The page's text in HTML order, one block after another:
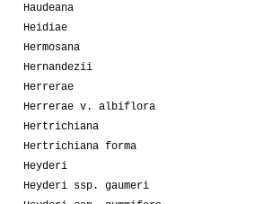
Haudeana
Heidiae
Hermosana
Hernandezii
Herrerae
Herrerae v. albiflora
Hertrichiana
Hertrichiana forma
Heyderi
Heyderi ssp. gaumeri